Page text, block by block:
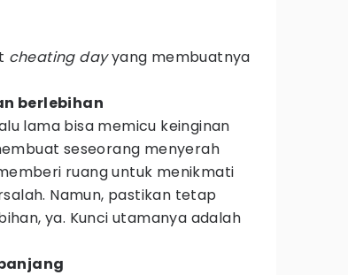
cheating dayyang membuatnya
berlebihan
lama bisa memicu keinginan
seseorang menyerah
ruang untuk menikmati
Namun, pastikan tetap
ya. Kunci utamanya adalah